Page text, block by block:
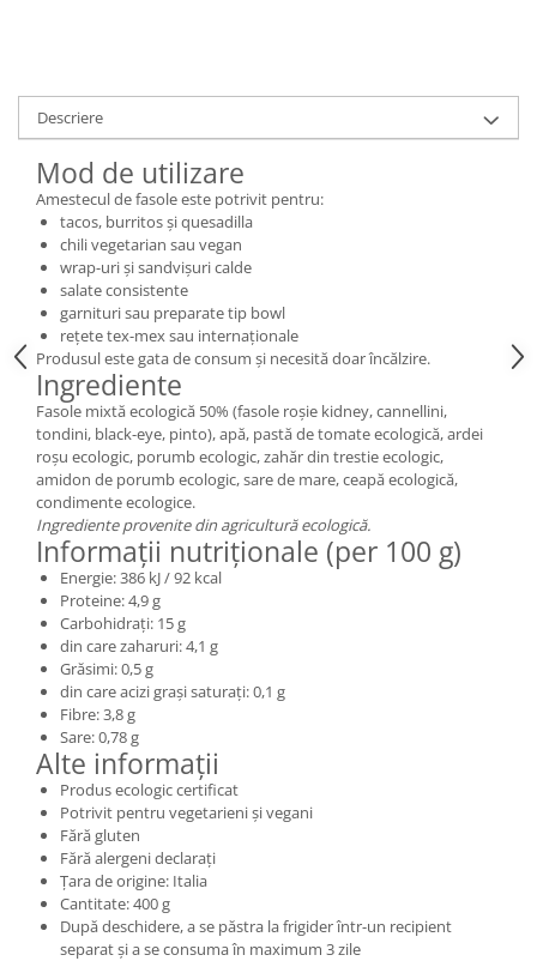
Descriere
Mod de utilizare
Amestecul de fasole este potrivit pentru:
tacos, burritos și quesadilla
chili vegetarian sau vegan
wrap-uri și sandvișuri calde
salate consistente
garnituri sau preparate tip bowl
rețete tex-mex sau internaționale
Produsul este gata de consum și necesită doar încălzire.
Ingrediente
Fasole mixtă ecologică 50% (fasole roșie kidney, cannellini,
tondini, black-eye, pinto), apă, pastă de tomate ecologică, ardei
roșu ecologic, porumb ecologic, zahăr din trestie ecologic,
amidon de porumb ecologic, sare de mare, ceapă ecologică,
condimente ecologice.
Ingrediente provenite din agricultură ecologică.
Informații nutriționale (per 100 g)
Energie: 386 kJ / 92 kcal
Proteine: 4,9 g
Carbohidrați: 15 g
din care zaharuri: 4,1 g
Grăsimi: 0,5 g
din care acizi grași saturați: 0,1 g
Fibre: 3,8 g
Sare: 0,78 g
Alte informații
Produs ecologic certificat
Potrivit pentru vegetarieni și vegani
Fără gluten
Fără alergeni declarați
Țara de origine: Italia
Cantitate: 400 g
După deschidere, a se păstra la frigider într-un recipient
separat și a se consuma în maximum 3 zile